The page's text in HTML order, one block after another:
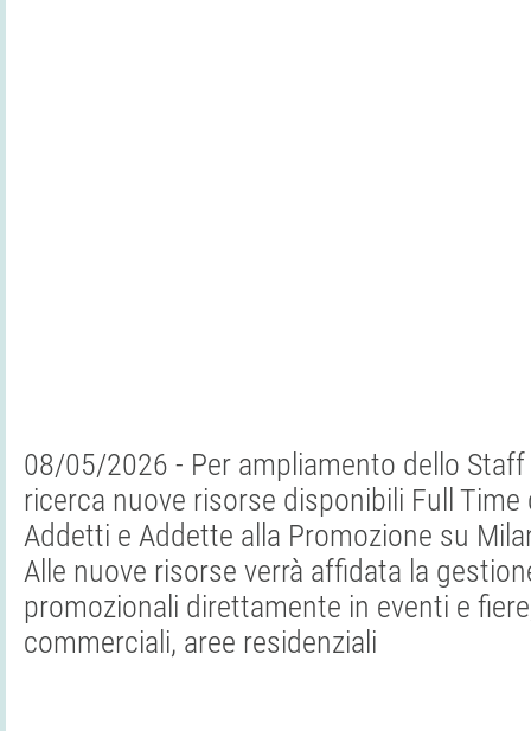
08/05/2026 - Per ampliamento dello Staff
ricerca nuove risorse disponibili Full
Addetti e Addette alla Promozione su
Alle nuove risorse verrà affidata la
promozionali direttamente in eventi e
commerciali, aree residenziali